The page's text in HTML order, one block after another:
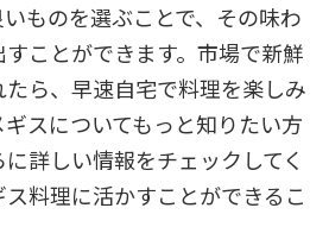
ものを選ぶことで、その味わ
ことができます。市場で新鮮
ら、早速自宅で料理を楽しみ
スについてもっと知りたい方
詳しい情報をチェックしてく
料理に活かすことができるこ